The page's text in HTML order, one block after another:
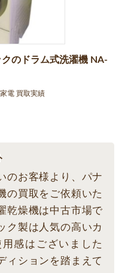
のドラム式洗濯機 NA-
家電 買取実績
のお客様より、パナ
の買取をご依頼いた
乾燥機は中古市場で
ク製は人気の高いカ
感はございました
ィションを踏まえて